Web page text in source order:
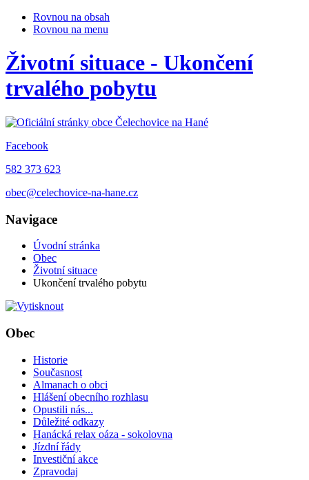
Rovnou na obsah
Rovnou na menu
Životní situace - Ukončení
trvalého pobytu
Facebook
582 373 623
obec@celechovice-na-hane.cz
Navigace
Úvodní stránka
Obec
Životní situace
Ukončení trvalého pobytu
Obec
Historie
Současnost
Almanach o obci
Hlášení obecního rozhlasu
Opustili nás...
Důležité odkazy
Hanácká relax oáza - sokolovna
Jízdní řády
Investiční akce
Zpravodaj